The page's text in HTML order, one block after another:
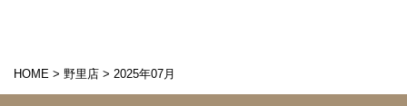
HOME > 野里店 > 2025年07月